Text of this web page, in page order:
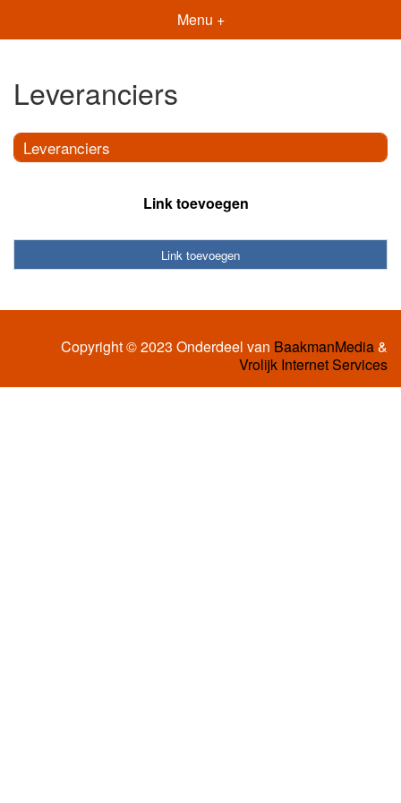
Menu +
Leveranciers
Leveranciers
Link toevoegen
Link toevoegen
Copyright © 2023 Onderdeel van BaakmanMedia&
Vrolijk Internet Services